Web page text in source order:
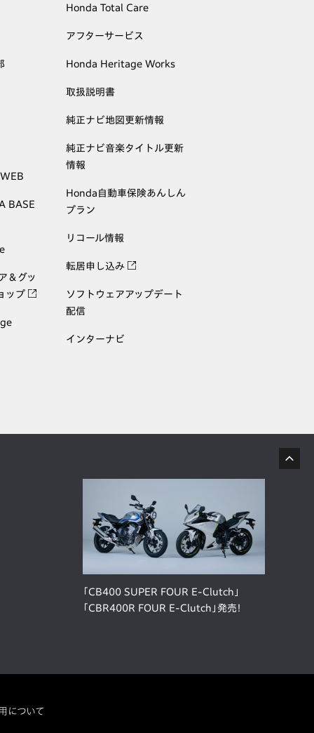
BASE
＆グッ
ップ
Honda Total Care
アフターサービス
Honda Heritage Works
取扱説明書
純正ナビ地図更新情報
純正ナビ音楽タイトル更新
情報
Honda自動車保険あんしん
プラン
リコール情報
転居申し込み
ソフトウェアアップデート
配信
インターナビ
「CB400 SUPER FOUR E-Clutch」
「CBR400R FOUR E-Clutch」発売！
について